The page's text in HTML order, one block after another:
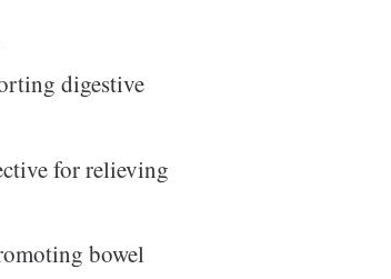
digestive
for relieving
bowel